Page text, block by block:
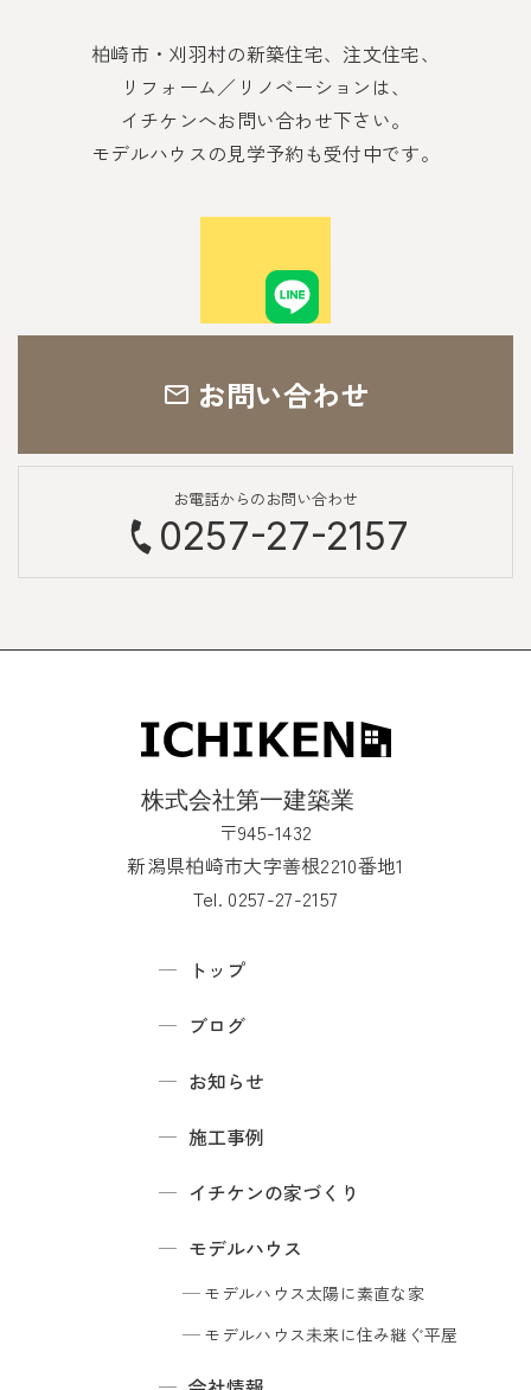
柏崎市・刈羽村の新築住宅、注文住宅、
リフォーム／リノベーションは、
イチケンへお問い合わせ下さい。
モデルハウスの見学予約も受付中です。
お問い合わせ
お電話からのお問い合わせ
0257-27-2157
〒945-1432
新潟県柏崎市大字善根2210番地1
Tel. 0257-27-2157
トップ
ブログ
お知らせ
施工事例
イチケンの家づくり
モデルハウス
モデルハウス太陽に素直な家
モデルハウス未来に住み継ぐ平屋